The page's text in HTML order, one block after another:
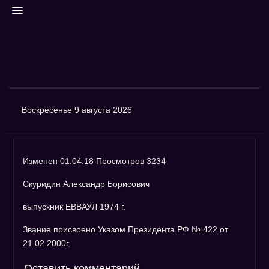
ГЛАВНАЯ
Финансы
Авторизация
ФОТО
Воскресенье 9 августа 2026
Изменен 01.04.18 Просмотров 3234
Скуридин Александр Борисович
выпускник ЕВВАУЛ 1974 г.
Звание присвоено Указом Президента РФ № 422 от
21.02.2000г.